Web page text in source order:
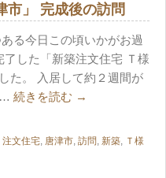
市」 完成後の訪問
る今日この頃いかがお過
した「新築注文住宅 Ｔ様
た。 入居して約２週間が
続きを読む →
注文住宅, 唐津市, 訪問, 新築, Ｔ様